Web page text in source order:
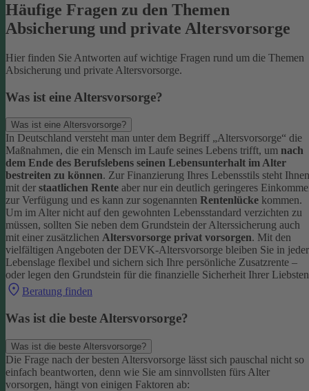
Häufige Fragen zu den Themen
Absicherung und private Altersvorsorge
Hier finden Sie Antworten auf wichtige Fragen rund um die Themen
Absicherung und private Altersvorsorge.
Was ist eine Altersvorsorge?
Was ist eine Altersvorsorge?
In Deutschland versteht man unter dem Begriff „Altersvorsorge“ die
Maßnahmen, die ein Mensch im Laufe seines Lebens trifft, um nach
dem Ende des Berufslebens seinen Lebensunterhalt im Alter
bestreiten zu können. Zur Finanzierung Ihres Lebensstils steht Ihnen
mit der staatlichen Rente aber nur ein deutlich geringeres
zur Verfügung und es kann zur sogenannten Rentenlücke kommen.
Um im Alter nicht auf den gewohnten Lebensstandard verzichten zu
müssen, sollten Sie neben dem Grundstein der Alterssicherung auch
mit einer zusätzlichen Altersvorsorge privat vorsorgen. Mit den
vielfältigen Angeboten der DEVK-Altersvorsorge bleiben Sie in jeder
Lebenslage flexibel und sichern sich Ihre persönliche Zusatzrente –
oder legen den Grundstein für die finanzielle Sicherheit Ihrer
Beratung finden
Was ist die beste Altersvorsorge?
Was ist die beste Altersvorsorge?
Die Frage nach der besten Altersvorsorge lässt sich pauschal nicht so
einfach beantworten, denn wie Sie am sinnvollsten fürs Alter
vorsorgen, hängt von einigen Faktoren ab: